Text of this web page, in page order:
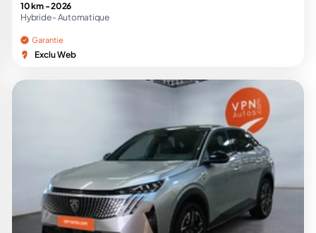
10 km -2026
Hybride - Automatique
Garantie
Exclu Web